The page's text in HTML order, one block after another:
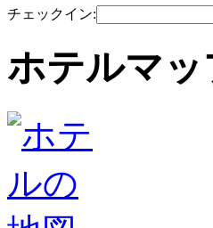
チェックイン:
ホテルマッ